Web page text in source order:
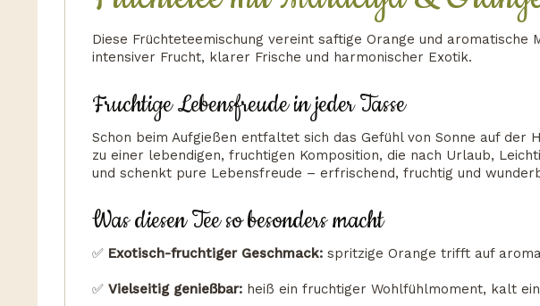
Diese Früchteteemischung vereint saftige Orange und
intensiver Frucht, klarer Frische und harmonischer Exotik.
Fruchtige Lebensfreude in jeder Tasse
Schon beim Aufgießen entfaltet sich das Gefühl von Sonne auf der
zu einer lebendigen, fruchtigen Komposition, die nach Urlaub,
und schenkt pure Lebensfreude – erfrischend, fruchtig und
Was diesen Tee so besonders macht
✅ Exotisch-fruchtiger Geschmack: spritzige Orange trifft auf
✅ Vielseitig genießbar: heiß ein fruchtiger Wohlfühlmoment, kalt